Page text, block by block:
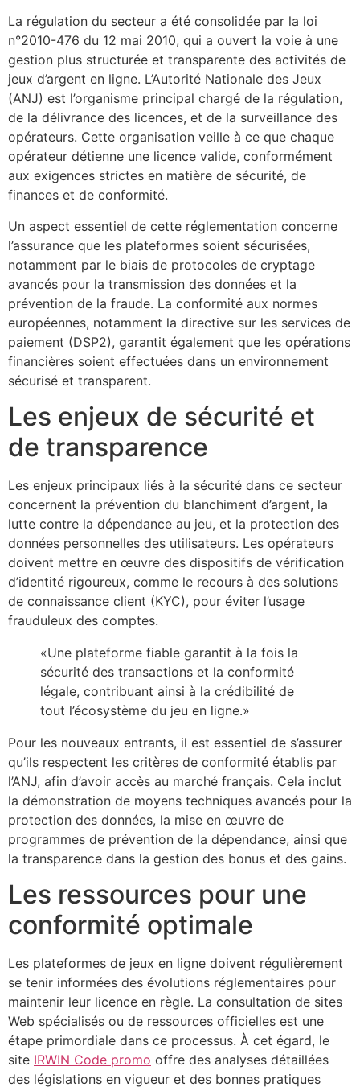
La régulation du secteur a été consolidée par la loi
n°2010-476 du 12 mai 2010, qui a ouvert la voie à une
gestion plus structurée et transparente des activités de
jeux d’argent en ligne. L’Autorité Nationale des Jeux
(ANJ) est l’organisme principal chargé de la régulation,
de la délivrance des licences, et de la surveillance des
opérateurs. Cette organisation veille à ce que chaque
opérateur détienne une licence valide, conformément
aux exigences strictes en matière de sécurité, de
finances et de conformité.
Un aspect essentiel de cette réglementation concerne
l’assurance que les plateformes soient sécurisées,
notamment par le biais de protocoles de cryptage
avancés pour la transmission des données et la
prévention de la fraude. La conformité aux normes
européennes, notamment la directive sur les services de
paiement (DSP2), garantit également que les opérations
financières soient effectuées dans un environnement
sécurisé et transparent.
Les enjeux de sécurité et
de transparence
Les enjeux principaux liés à la sécurité dans ce secteur
concernent la prévention du blanchiment d’argent, la
lutte contre la dépendance au jeu, et la protection des
données personnelles des utilisateurs. Les opérateurs
doivent mettre en œuvre des dispositifs de vérification
d’identité rigoureux, comme le recours à des solutions
de connaissance client (KYC), pour éviter l’usage
frauduleux des comptes.
«Une plateforme fiable garantit à la fois la
sécurité des transactions et la conformité
légale, contribuant ainsi à la crédibilité de
tout l’écosystème du jeu en ligne.»
Pour les nouveaux entrants, il est essentiel de s’assurer
qu’ils respectent les critères de conformité établis par
l’ANJ, afin d’avoir accès au marché français. Cela inclut
la démonstration de moyens techniques avancés pour la
protection des données, la mise en œuvre de
programmes de prévention de la dépendance, ainsi que
la transparence dans la gestion des bonus et des gains.
Les ressources pour une
conformité optimale
Les plateformes de jeux en ligne doivent régulièrement
se tenir informées des évolutions réglementaires pour
maintenir leur licence en règle. La consultation de sites
Web spécialisés ou de ressources officielles est une
étape primordiale dans ce processus. À cet égard, le
site IRWIN Code promo offre des analyses détaillées
des législations en vigueur et des bonnes pratiques